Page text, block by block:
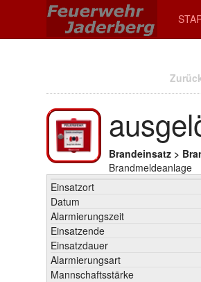
Brandeinsatz >
Brandmeldeanlage
Einsatzort
Datum
Alarmierungszeit
Einsatzende
Einsatzdauer
Alarmierungsart
Mannschaftsstärke